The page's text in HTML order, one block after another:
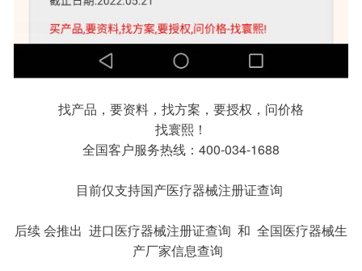
找产品，要资料，找方案，要授权，问价格
找寰熙！
全国客户服务热线：400-034-1688
目前仅支持国产医疗器械注册证查询
后续 会推出 进口医疗器械注册证查询 和 全国医疗器械生
产厂家信息查询